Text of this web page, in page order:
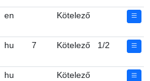
en Kötelező
hu 7 Kötelező 1/2
hu Kötelező